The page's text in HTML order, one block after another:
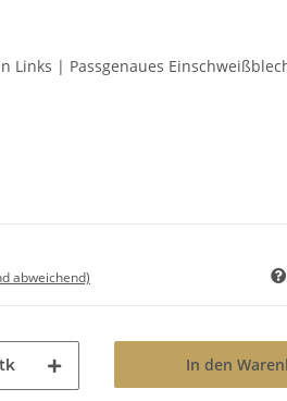
Links | Passgenaues
abweichend)
In den